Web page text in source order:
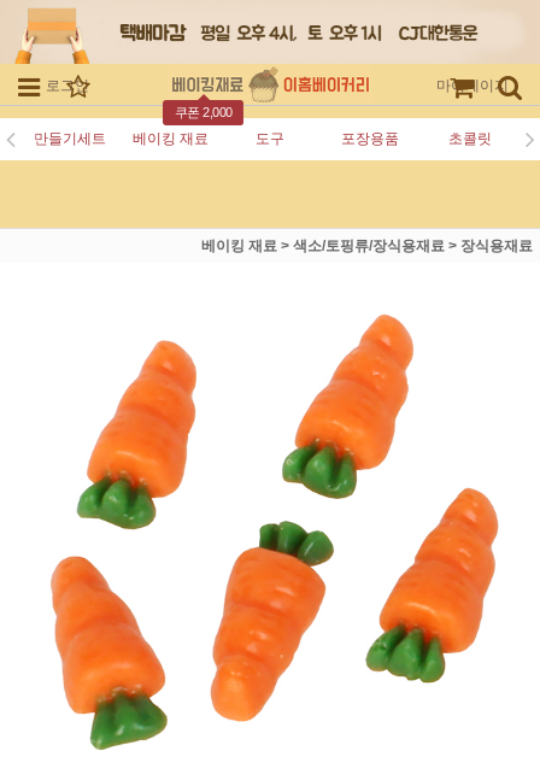
로그인 회원가입
쿠폰 2,000
주문조회 마이페이지
만들기세트 베이킹 재료 도구 포장용품 초콜릿
베이킹 재료 > 색소/토핑류/장식용재료 > 장식용재료